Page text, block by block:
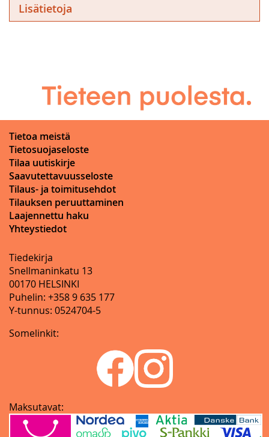
Lisätietoja
Tietoa meistä
Tietosuojaseloste
Tilaa uutiskirje
Saavutettavuusseloste
Tilaus- ja toimitusehdot
Tilauksen peruuttaminen
Laajennettu haku
Yhteystiedot
Tiedekirja
Snellmaninkatu 13
00170 HELSINKI
Puhelin: +358 9 635 177
Y-tunnus: 0524704-5
Somelinkit:
Maksutavat: